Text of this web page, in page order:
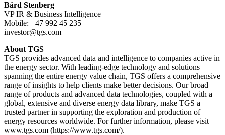
Bård Stenberg
VP IR & Business Intelligence
Mobile: +47 992 45 235
investor@tgs.com
About TGS
TGS provides advanced data and intelligence to companies active in
the energy sector. With leading-edge technology and solutions
spanning the entire energy value chain, TGS offers a comprehensive
range of insights to help clients make better decisions. Our broad
range of products and advanced data technologies, coupled with a
global, extensive and diverse energy data library, make TGS a
trusted partner in supporting the exploration and production of
energy resources worldwide. For further information, please visit
www.tgs.com (https://www.tgs.com/).